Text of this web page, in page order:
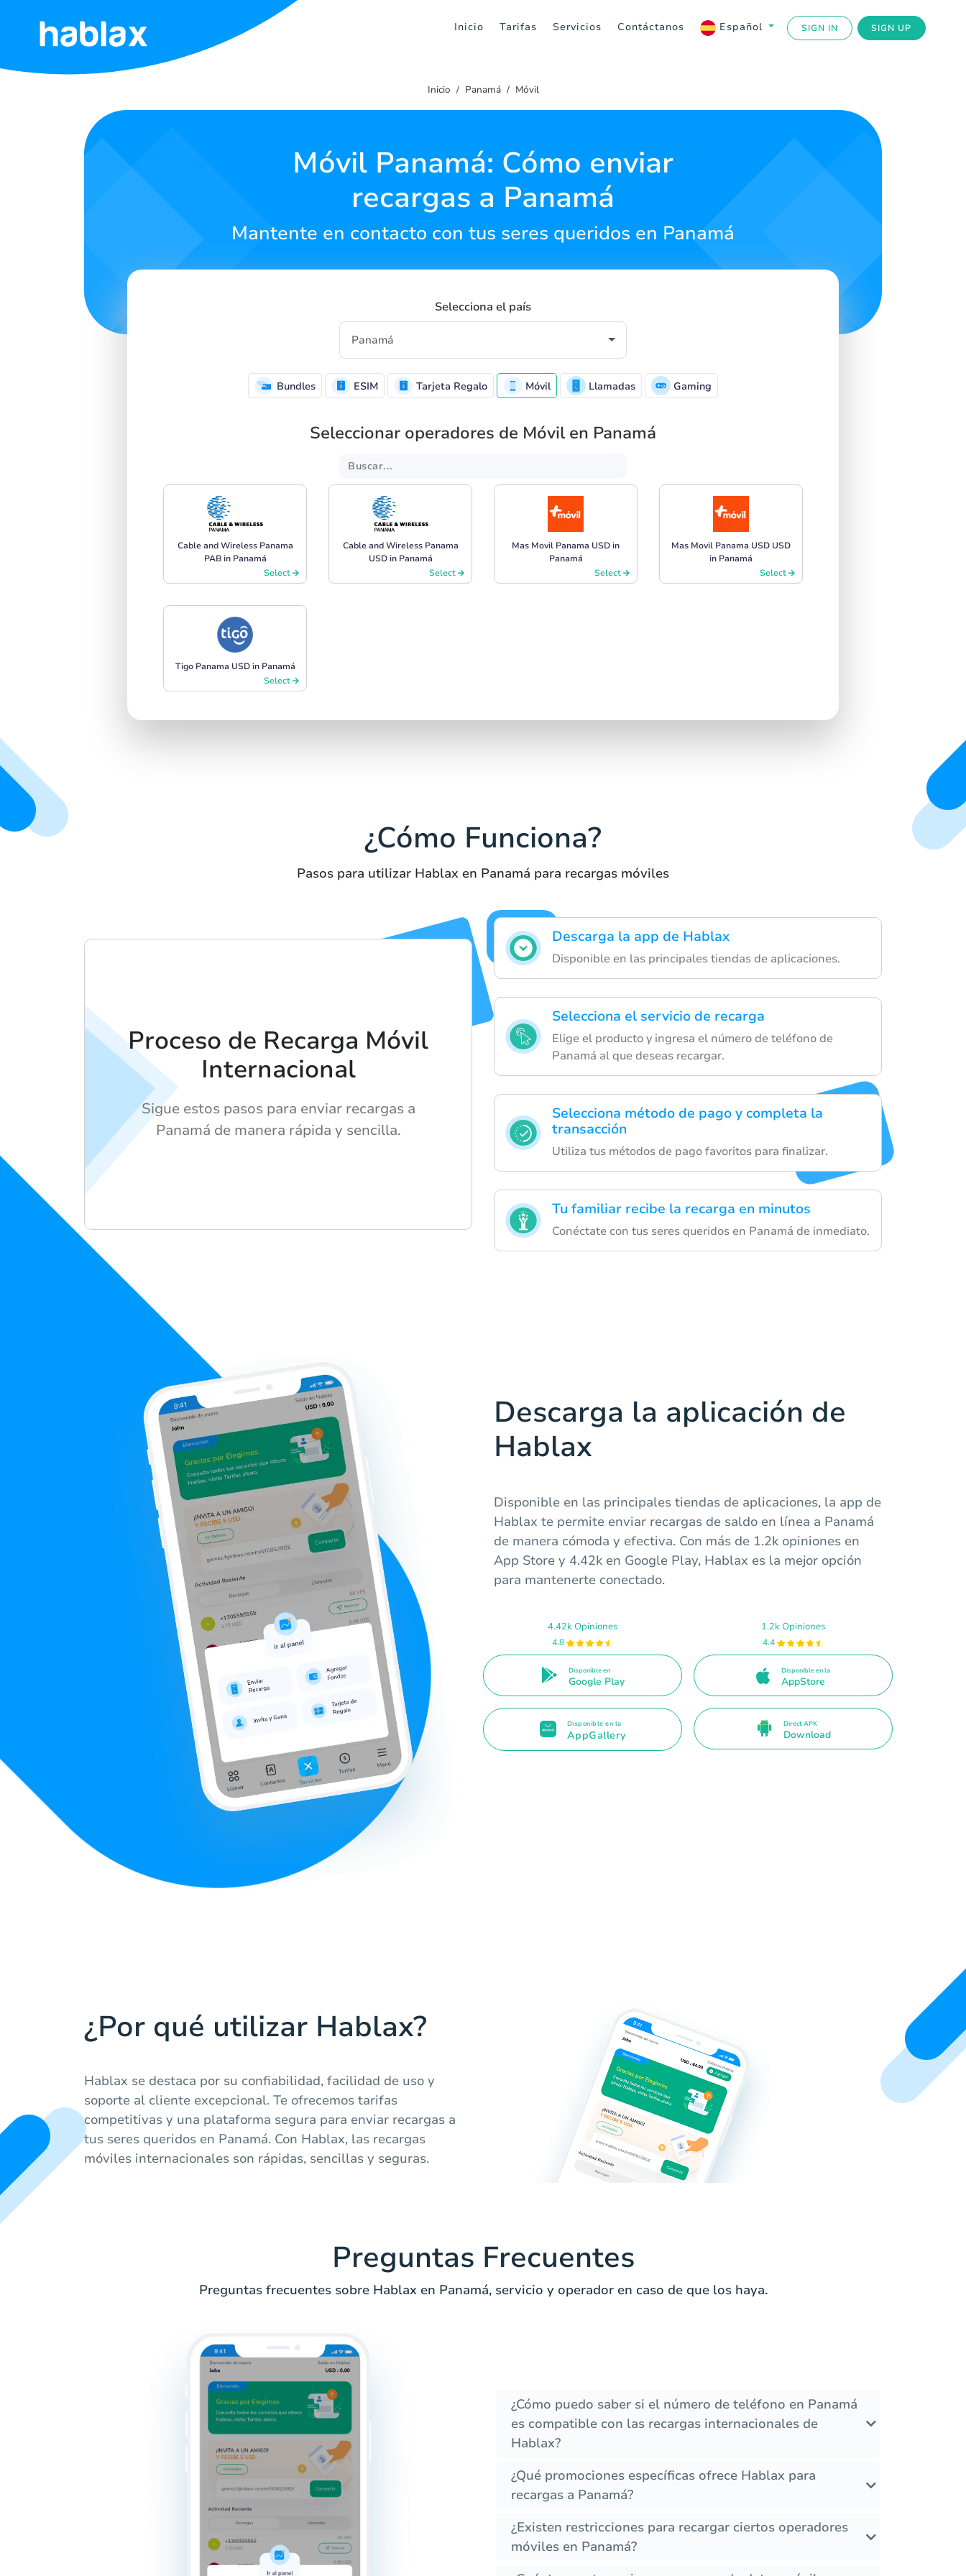
Inicio Tarifas Servicios Contáctanos Español SIGN IN SIGN UP
Inicio
SIGN UP
Inicio Panamá Móvil
Móvil Panamá: Cómo enviar
recargas a Panamá
Mantente en contacto con tus seres queridos en Panamá
Selecciona el país
Bundles ESIM Tarjeta Regalo Móvil Llamadas Gaming
Seleccionar operadores de Móvil en Panamá
Cable and Wireless Panama
PAB in Panamá
Select
Cable and Wireless Panama
USD in Panamá
Select
Mas Movil Panama USD in
Panamá
Select
Mas Movil Panama USD USD
in Panamá
Select
Tigo Panama USD in Panamá
Select
¿Cómo Funciona?
Pasos para utilizar Hablax en Panamá para recargas móviles
Descarga la app de Hablax
Disponible en las principales tiendas de aplicaciones.
Selecciona el servicio de recarga
Elige el producto y ingresa el número de teléfono de
Panamá al que deseas recargar.
Selecciona método de pago y completa la
transacción
Utiliza tus métodos de pago favoritos para finalizar.
Tu familiar recibe la recarga en minutos
Conéctate con tus seres queridos en Panamá de inmediato.
Proceso de Recarga Móvil
Internacional
Sigue estos pasos para enviar recargas a
Panamá de manera rápida y sencilla.
Descarga la aplicación de
Hablax
Disponible en las principales tiendas de aplicaciones, la app de
Hablax te permite enviar recargas de saldo en línea a Panamá
de manera cómoda y efectiva. Con más de 1.2k opiniones en
App Store y 4.42k en Google Play, Hablax es la mejor opción
para mantenerte conectado.
4.42k Opiniones
4.8
Disponible en
Google Play
1.2k Opiniones
4.4
Disponible en la
AppStore
Disponible en la
AppGallery
Direct APK
Download
¿Por qué utilizar Hablax?
Hablax se destaca por su confiabilidad, facilidad de uso y
soporte al cliente excepcional. Te ofrecemos tarifas
competitivas y una plataforma segura para enviar recargas a
tus seres queridos en Panamá. Con Hablax, las recargas
móviles internacionales son rápidas, sencillas y seguras.
Preguntas Frecuentes
Preguntas frecuentes sobre Hablax en Panamá, servicio y operador en caso de que los haya.
¿Cómo puedo saber si el número de teléfono en Panamá
es compatible con las recargas internacionales de
Hablax?
¿Qué promociones específicas ofrece Hablax para
recargas a Panamá?
¿Existen restricciones para recargar ciertos operadores
móviles en Panamá?